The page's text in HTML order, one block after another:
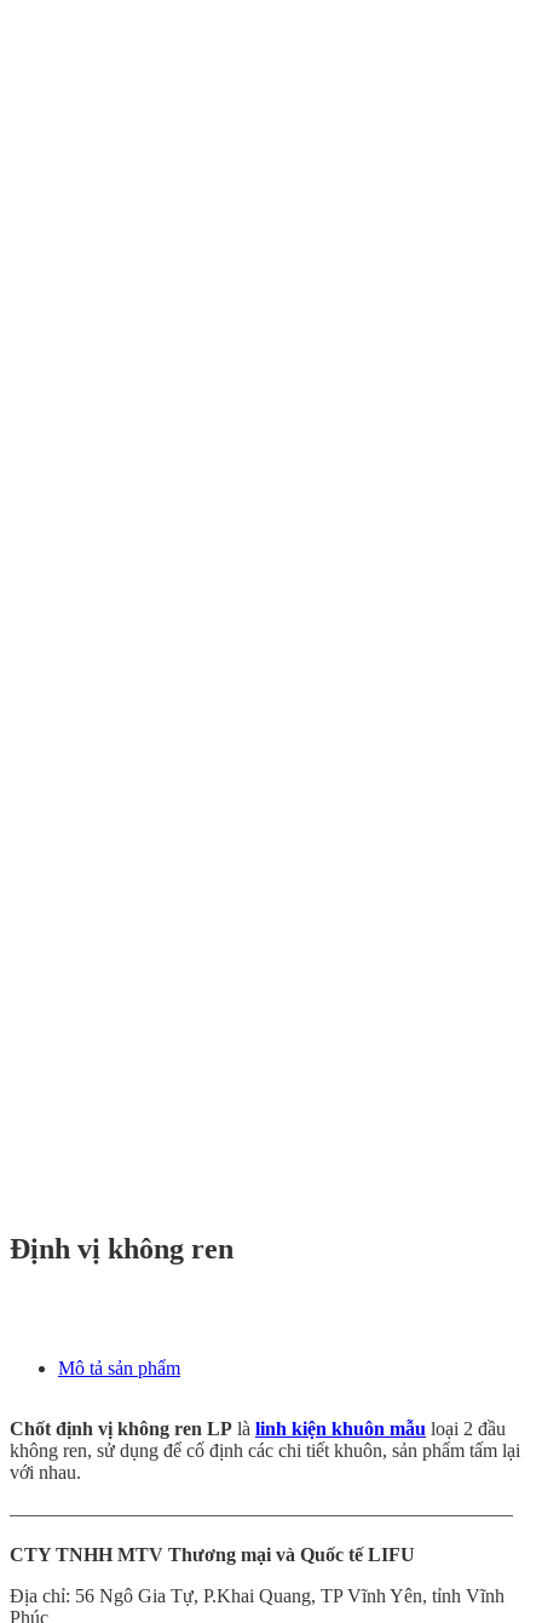
Định vị không ren
Mô tả sản phẩm
Chốt định vị không ren LP là linh kiện khuôn mẫu loại 2 đầu
không ren, sử dụng để cố định các chi tiết khuôn, sản phẩm tấm lại
với nhau.
——————————————————————————
CTY TNHH MTV Thương mại và Quốc tế LIFU
Địa chỉ: 56 Ngô Gia Tự, P.Khai Quang, TP Vĩnh Yên, tỉnh Vĩnh
Phúc